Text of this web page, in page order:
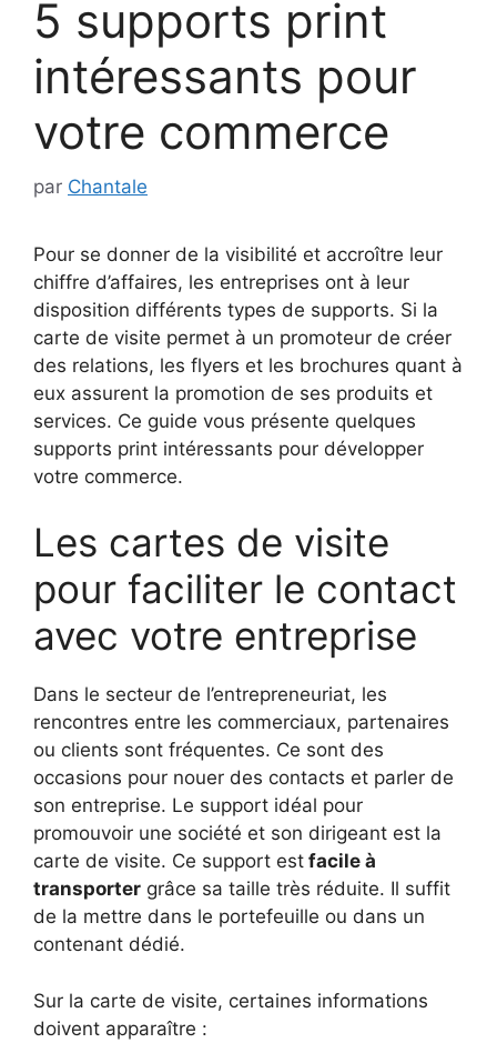
5 supports print
intéressants pour
votre commerce
par Chantale
Pour se donner de la visibilité et accroître leur
chiffre d’affaires, les entreprises ont à leur
disposition différents types de supports. Si la
carte de visite permet à un promoteur de créer
des relations, les flyers et les brochures quant à
eux assurent la promotion de ses produits et
services. Ce guide vous présente quelques
supports print intéressants pour développer
votre commerce.
Les cartes de visite
pour faciliter le contact
avec votre entreprise
Dans le secteur de l’entrepreneuriat, les
rencontres entre les commerciaux, partenaires
ou clients sont fréquentes. Ce sont des
occasions pour nouer des contacts et parler de
son entreprise. Le support idéal pour
promouvoir une société et son dirigeant est la
carte de visite. Ce support est facile à
transporter grâce sa taille très réduite. Il suffit
de la mettre dans le portefeuille ou dans un
contenant dédié.
Sur la carte de visite, certaines informations
doivent apparaître :